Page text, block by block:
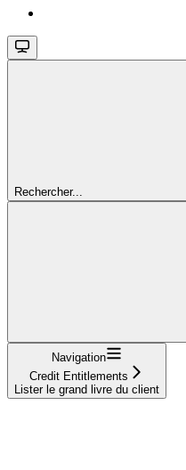
Rechercher...
Navigation
Credit Entitlements
Lister le grand livre du client